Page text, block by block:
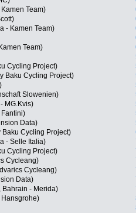
Team)
- Kamen Team)
Team)
Cycling Project)
Baku Cycling Project)
Slowenien)
MG.Kvis)
Data)
Baku Cycling Project)
- Selle Italia)
Cycling Project)
Cycleang)
Cycleang)
Data)
Bahrain - Merida)
Hansgrohe)